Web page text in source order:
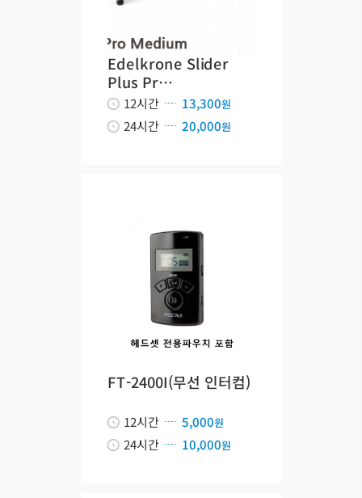
Edelkrone Slider
Plus Pr…
12시간 13,300원
24시간 20,000원
FT-2400I(무선 인터컴)
12시간 5,000원
24시간 10,000원